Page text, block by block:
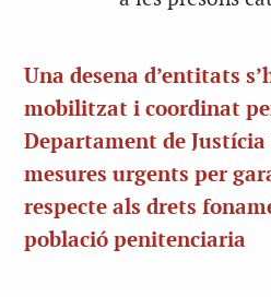
Una desena d’entitats
mobilitzat i coordinat
Departament de Justícia
mesures urgents per
respecte als drets
població penitenciaria